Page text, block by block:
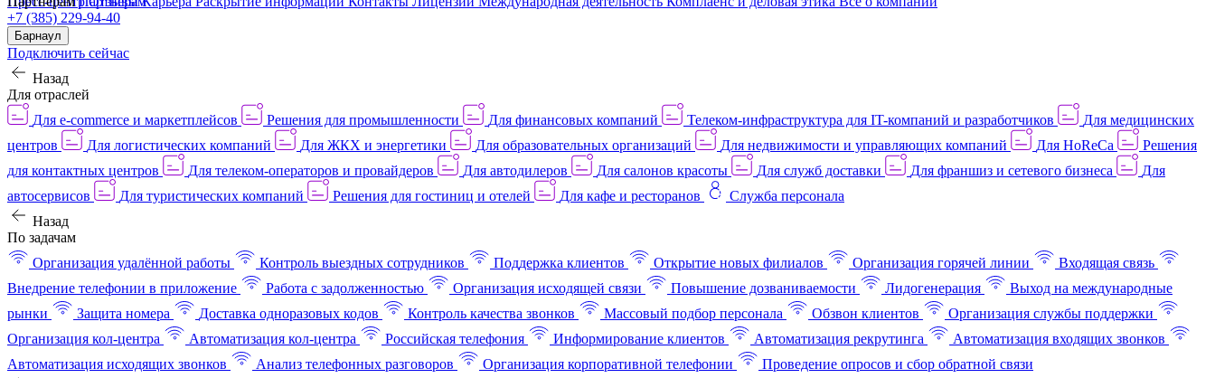
+7 (385) 229-94-40
Барнаул
Подключить сейчас
Назад
Для отраслей
Для e-commerce и маркетплейсов
Решения для промышленности Для финансовых компаний Телеком-инфраструктура для IT-компаний и разработчиков
Для медицинских
центров
Для логистических компаний Для ЖКХ и энергетики Для образовательных организаций Для недвижимости и управляющих компаний Для HoReCa
Решения
для контактных центров
Для телеком-операторов и провайдеров Для автодилеров Для салонов красоты Для служб доставки Для франшиз и сетевого бизнеса
Для
автосервисов
Для туристических компаний Решения для гостиниц и отелей Для кафе и ресторанов
Служба персонала
Назад
По задачам
Организация удалённой работы
Контроль выездных сотрудников Поддержка клиентов Открытие новых филиалов Организация горячей линии
Входящая связь
Внедрение телефонии в приложение
Работа с задолженностью Организация исходящей связи Повышение дозваниваемости Лидогенерация
Выход на международные
рынки
Защита номера Доставка одноразовых кодов Контроль качества звонков Массовый подбор персонала Обзвон клиентов
Организация службы поддержки
Организация кол-центра
Автоматизация кол-центра Российская телефония Информирование клиентов Автоматизация рекрутинга
Автоматизация входящих звонков
Автоматизация исходящих звонков
Анализ телефонных разговоров Организация корпоративной телефонии
Проведение опросов и сбор обратной связи